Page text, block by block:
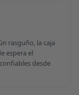
rasguño, la caja
espera el
desde